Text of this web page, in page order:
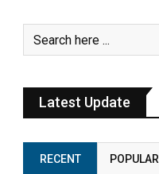
Latest Update
RECENT POPULAR